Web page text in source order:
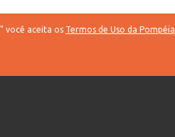
você aceita os Termos de Uso da Pompéia